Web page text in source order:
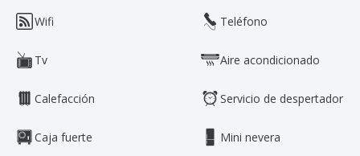
Wifi Teléfono
Tv Aire acondicionado
Calefacción Servicio de despertador
Caja fuerte Mini nevera